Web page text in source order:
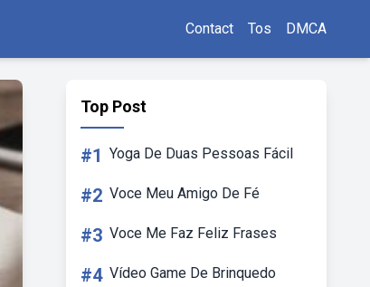
Contact Tos DMCA
Top Post
#1 Yoga De Duas Pessoas Fácil
#2 Voce Meu Amigo De Fé
#3 Voce Me Faz Feliz Frases
#4 Vídeo Game De Brinquedo